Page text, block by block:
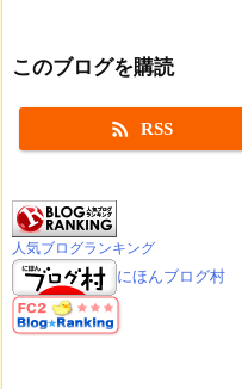
このブログを購読
 RSS
人気ブログランキング
にほんブログ村